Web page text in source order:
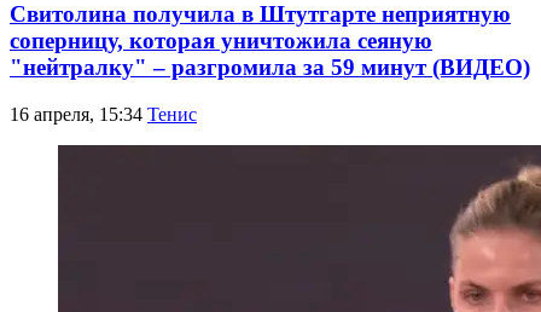
Свитолина получила в Штутгарте неприятную
соперницу, которая уничтожила сеяную
"нейтралку" – разгромила за 59 минут (ВИДЕО)
16 апреля, 15:34 Тенис